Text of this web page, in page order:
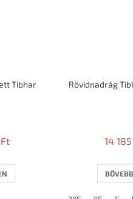
Tibhar
Rövidnadrág
14